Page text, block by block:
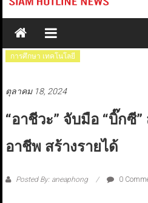
การศึกษา เทคโนโลยี
ตุลาคม 18, 2024
“อาชีวะ” จับมือ “บิ๊กซี
อาชีพ สร้างรายได้
Posted By: aneaphong 0